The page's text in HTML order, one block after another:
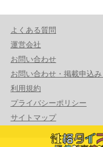
よくある質問
運営会社
お問い合わせ
お問い合わせ・掲載申込み
利用規約
プライバシーポリシー
サイトマップ